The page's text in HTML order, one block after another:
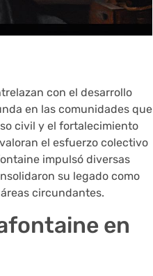
con el desarrollo
en las comunidades que
civil y el fortalecimiento
el esfuerzo colectivo
impulsó diversas
su legado como
circundantes.
en